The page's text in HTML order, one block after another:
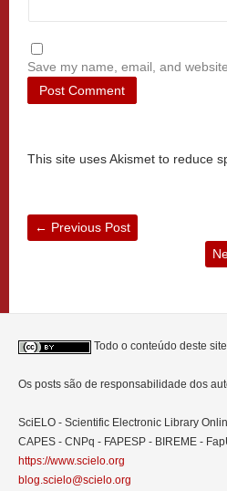
Save my name, email, and
This site uses Akismet to reduce
← Previous Post
Todo o conteúdo deste
Os posts são de responsabilidade dos
SciELO - Scientific Electronic Library
CAPES - CNPq - FAPESP - BIREME -
https://www.scielo.org
blog.scielo@scielo.org